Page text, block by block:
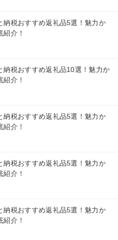
納税おすすめ返礼品5選！魅力か
紹介！
納税おすすめ返礼品10選！魅力か
紹介！
納税おすすめ返礼品5選！魅力か
紹介！
納税おすすめ返礼品5選！魅力か
紹介！
納税おすすめ返礼品5選！魅力か
紹介！